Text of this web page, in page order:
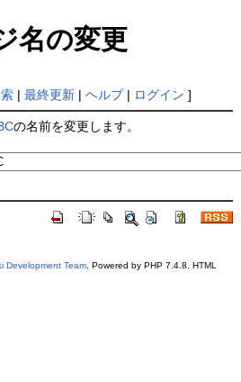
名の変更
| 最終更新| ヘルプ| ログイン ]
の名前を変更します。
Development Team. Powered by PHP 7.4.8. HTML